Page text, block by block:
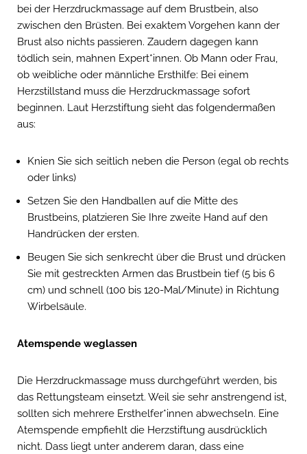
bei der Herzdruckmassage auf dem Brustbein, also
zwischen den Brüsten. Bei exaktem Vorgehen kann der
Brust also nichts passieren. Zaudern dagegen kann
tödlich sein, mahnen Expert*innen. Ob Mann oder Frau,
ob weibliche oder männliche Ersthilfe: Bei einem
Herzstillstand muss die Herzdruckmassage sofort
beginnen. Laut Herzstiftung sieht das folgendermaßen
aus:
Knien Sie sich seitlich neben die Person (egal ob rechts
oder links)
Setzen Sie den Handballen auf die Mitte des
Brustbeins, platzieren Sie Ihre zweite Hand auf den
Handrücken der ersten.
Beugen Sie sich senkrecht über die Brust und drücken
Sie mit gestreckten Armen das Brustbein tief (5 bis 6
cm) und schnell (100 bis 120-Mal/Minute) in Richtung
Wirbelsäule.
Atemspende weglassen
Die Herzdruckmassage muss durchgeführt werden, bis
das Rettungsteam einsetzt. Weil sie sehr anstrengend ist,
sollten sich mehrere Ersthelfer*innen abwechseln. Eine
Atemspende empfiehlt die Herzstiftung ausdrücklich
nicht. Dass liegt unter anderem daran, dass eine